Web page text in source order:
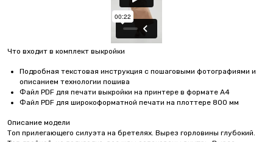
Что входит в комплект выкройки
Подробная текстовая инструкция с пошаговыми фотографиями и
описанием технологии пошива
Файл PDF для печати выкройки на принтере в формате А4
Файл PDF для широкоформатной печати на плоттере 800 мм
Описание модели
Топ прилегающего силуэта на бретелях. Вырез горловины глубокий.